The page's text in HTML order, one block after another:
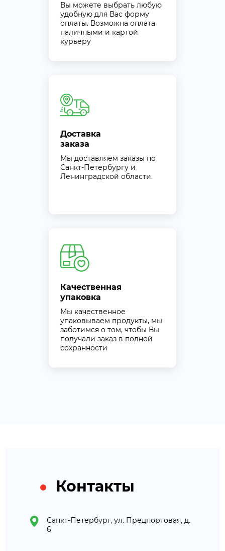
Вы можете выбрать любую
удобную для Вас форму
оплаты. Возможна оплата
наличными и картой
курьеру
Доставка
заказа
Мы доставляем заказы по
Санкт-Петербургу и
Ленинградской области.
Качественная
упаковка
Мы качественное
упаковываем продукты, мы
заботимся о том, чтобы Вы
получали заказ в полной
сохранности
Контакты
Санкт-Петербург, ул. Предпортовая, д.
6